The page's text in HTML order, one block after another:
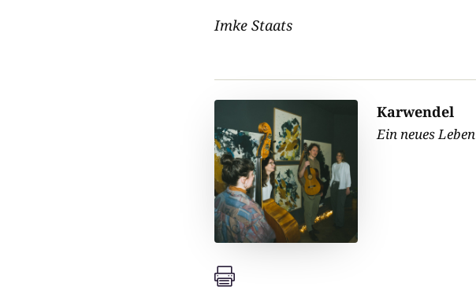
Imke Staats
Karwendel
Ein neues Leben
